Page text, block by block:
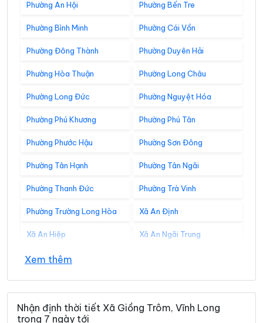
Phường An Hội Phường Bến Tre
Phường Bình Minh Phường Cái Vồn
Phường Đông Thành Phường Duyên Hải
Phường Hòa Thuận Phường Long Châu
Phường Long Đức Phường Nguyệt Hóa
Phường Phú Khương Phường Phú Tân
Phường Phước Hậu Phường Sơn Đông
Phường Tân Hạnh Phường Tân Ngãi
Phường Thanh Đức Phường Trà Vinh
Phường Trường Long Hòa Xã An Định
Xã An Hiệp Xã An Ngãi Trung
Xã An Phú Tân
Xã Ba Tri Xã Bảo Thạnh
Xã Bình Đại Xã Bình Phú
Xem thêm
Nhận định thời tiết Xã Giồng Trôm, Vĩnh Long
trong 7 ngày tới